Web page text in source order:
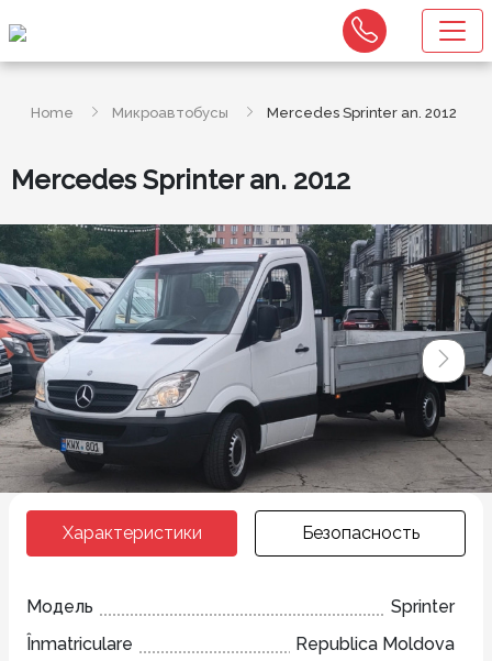
Home Микроавтобусы Mercedes Sprinter an. 2012
Mercedes Sprinter an. 2012
Характеристики Безопасность
Модель
Sprinter
Înmatriculare
Republica Moldova